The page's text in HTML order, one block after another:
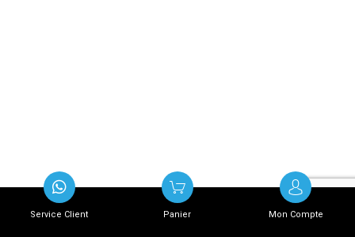
Service Client Panier Mon Compte